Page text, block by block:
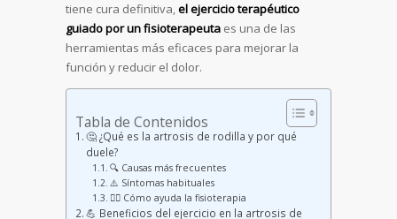
tiene cura definitiva,el ejercicio terapéutico
guiado por un fisioterapeuta es una de las
herramientas más eficaces para mejorar la
función y reducir el dolor.
Tabla de Contenidos
🤔 ¿Qué es la artrosis de rodilla y por qué
duele?
🔍 Causas más frecuentes
⚠️ Síntomas habituales
💆‍♀️ Cómo ayuda la fisioterapia
💪 Beneficios del ejercicio en la artrosis de